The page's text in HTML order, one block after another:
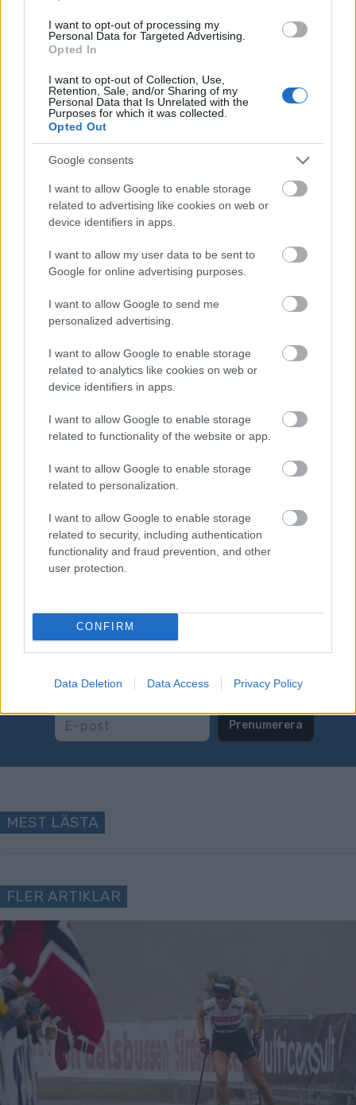
I want to opt-out of processing my
Personal Data for Targeted Advertising.
Opted In
I want to opt-out of Collection, Use,
Retention, Sale, and/or Sharing of my
Personal Data that Is Unrelated with the
Purposes for which it was collected.
Opted Out
Google consents
I want to allow Google to enable storage
related to advertising like cookies on web or
device identifiers in apps.
I want to allow my user data to be sent to
Google for online advertising purposes.
I want to allow Google to send me
personalized advertising.
I want to allow Google to enable storage
related to analytics like cookies on web or
device identifiers in apps.
I want to allow Google to enable storage
related to functionality of the website or app.
I want to allow Google to enable storage
related to personalization.
I want to allow Google to enable storage
related to security, including authentication
functionality and fraud prevention, and other
user protection.
CONFIRM
Data Deletion Data Access Privacy Policy
skärmen, vilket säkerställer att gruppen håller
sig tillsammans på ett säkert sätt, tillägger
Innovationen är resultatet av företagets
fleråriga produktutvecklingsinsatser. eSled
tillverkas i företagets fabrik i S:t Michel och
Matti AutioniemiCEO+358 (0)40 194 8416
matti.autioniemi@aurorapowertrains.com
Aurora Powertrains Ltd utvecklar och tillverkar
eSled elektriska snöskotrar samt batterisystem
baserade på egna batterimoduler. Batterisystemet
är modulärt och erbjuder hög prestanda. APT:s
system används av bland annat tillverkare av
elbåtar, mindre maskiner och bandfordon.
Produktutvecklingsenheten finns i Rovaniemi och
produktionsanläggningen ligger i S:t Michel.
Prenumerera på vårt nyhetsbrev
Prenumerera
MEST LÄSTA
FLER ARTIKLAR